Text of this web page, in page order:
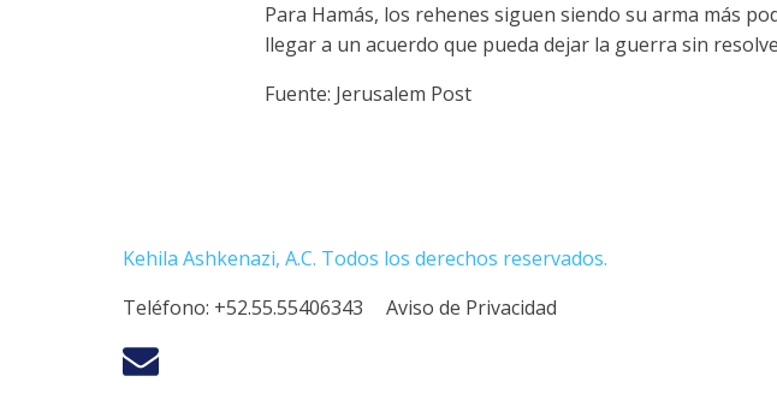
Para Hamás, los rehenes siguen siendo su arma más
llegar a un acuerdo que pueda dejar la guerra sin
Fuente: Jerusalem Post
Kehila Ashkenazi, A.C. Todos los derechos reservados.
Teléfono: +52.55.55406343 Aviso de Privacidad